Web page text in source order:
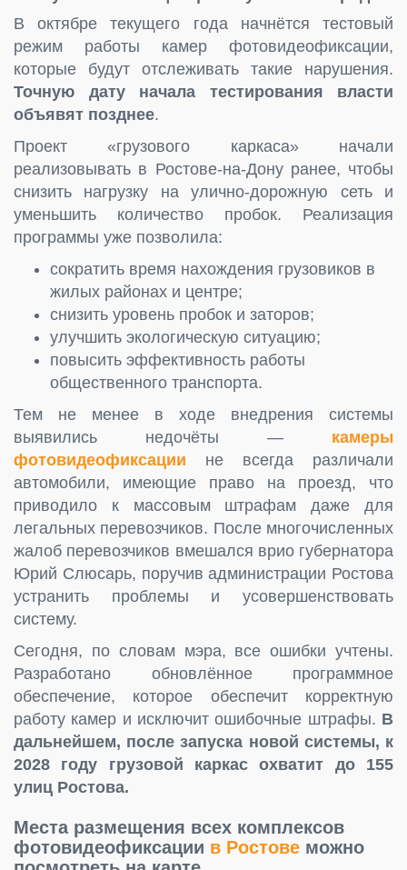
В октябре текущего года начнётся тестовый
режим работы камер фотовидеофиксации,
которые будут отслеживать такие нарушения.
Точную дату начала тестирования власти
объявят позднее.
Проект «грузового каркаса» начали
реализовывать в Ростове-на-Дону ранее, чтобы
снизить нагрузку на улично-дорожную сеть и
уменьшить количество пробок. Реализация
программы уже позволила:
сократить время нахождения грузовиков в
жилых районах и центре;
снизить уровень пробок и заторов;
улучшить экологическую ситуацию;
повысить эффективность работы
общественного транспорта.
Тем не менее в ходе внедрения системы
выявились недочёты — камеры
фотовидеофиксации не всегда различали
автомобили, имеющие право на проезд, что
приводило к массовым штрафам даже для
легальных перевозчиков. После многочисленных
жалоб перевозчиков вмешался врио губернатора
Юрий Слюсарь, поручив администрации Ростова
устранить проблемы и усовершенствовать
систему.
Сегодня, по словам мэра, все ошибки учтены.
Разработано обновлённое программное
обеспечение, которое обеспечит корректную
работу камер и исключит ошибочные штрафы. В
дальнейшем, после запуска новой системы, к
2028 году грузовой каркас охватит до 155
улиц Ростова.
Места размещения всех комплексов
фотовидеофиксации в Ростове можно